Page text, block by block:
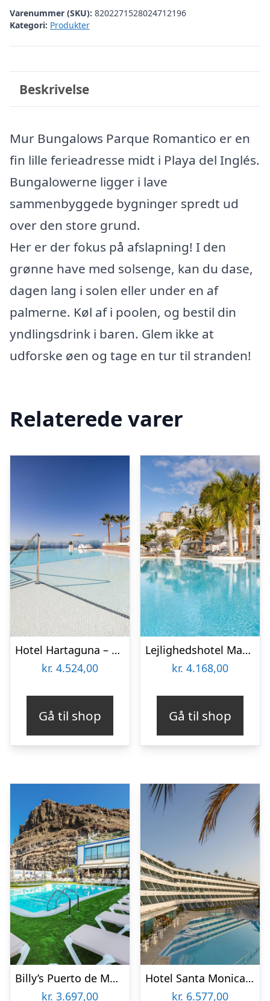
Varenummer (SKU): 8202271528024712196
Kategori: Produkter
Beskrivelse
Mur Bungalows Parque Romantico er en
fin lille ferieadresse midt i Playa del Inglés.
Bungalowerne ligger i lave
sammenbyggede bygninger spredt ud
over den store grund.
Her er der fokus på afslapning! I den
grønne have med solsenge, kan du dase,
dagen lang i solen eller under en af
palmerne. Køl af i poolen, og bestil din
yndlingsdrink i baren. Glem ikke at
udforske øen og tage en tur til stranden!
Relaterede varer
Hotel Hartaguna – Voksenhotel
kr. 4.524,00
Gå til shop
Lejlighedshotel Marina Bay View – voksenhotel
kr. 4.168,00
Gå til shop
Billy’s Puerto de Mogán by LIVVO
kr. 3.697,00
Hotel Santa Monica Suites
kr. 6.577,00